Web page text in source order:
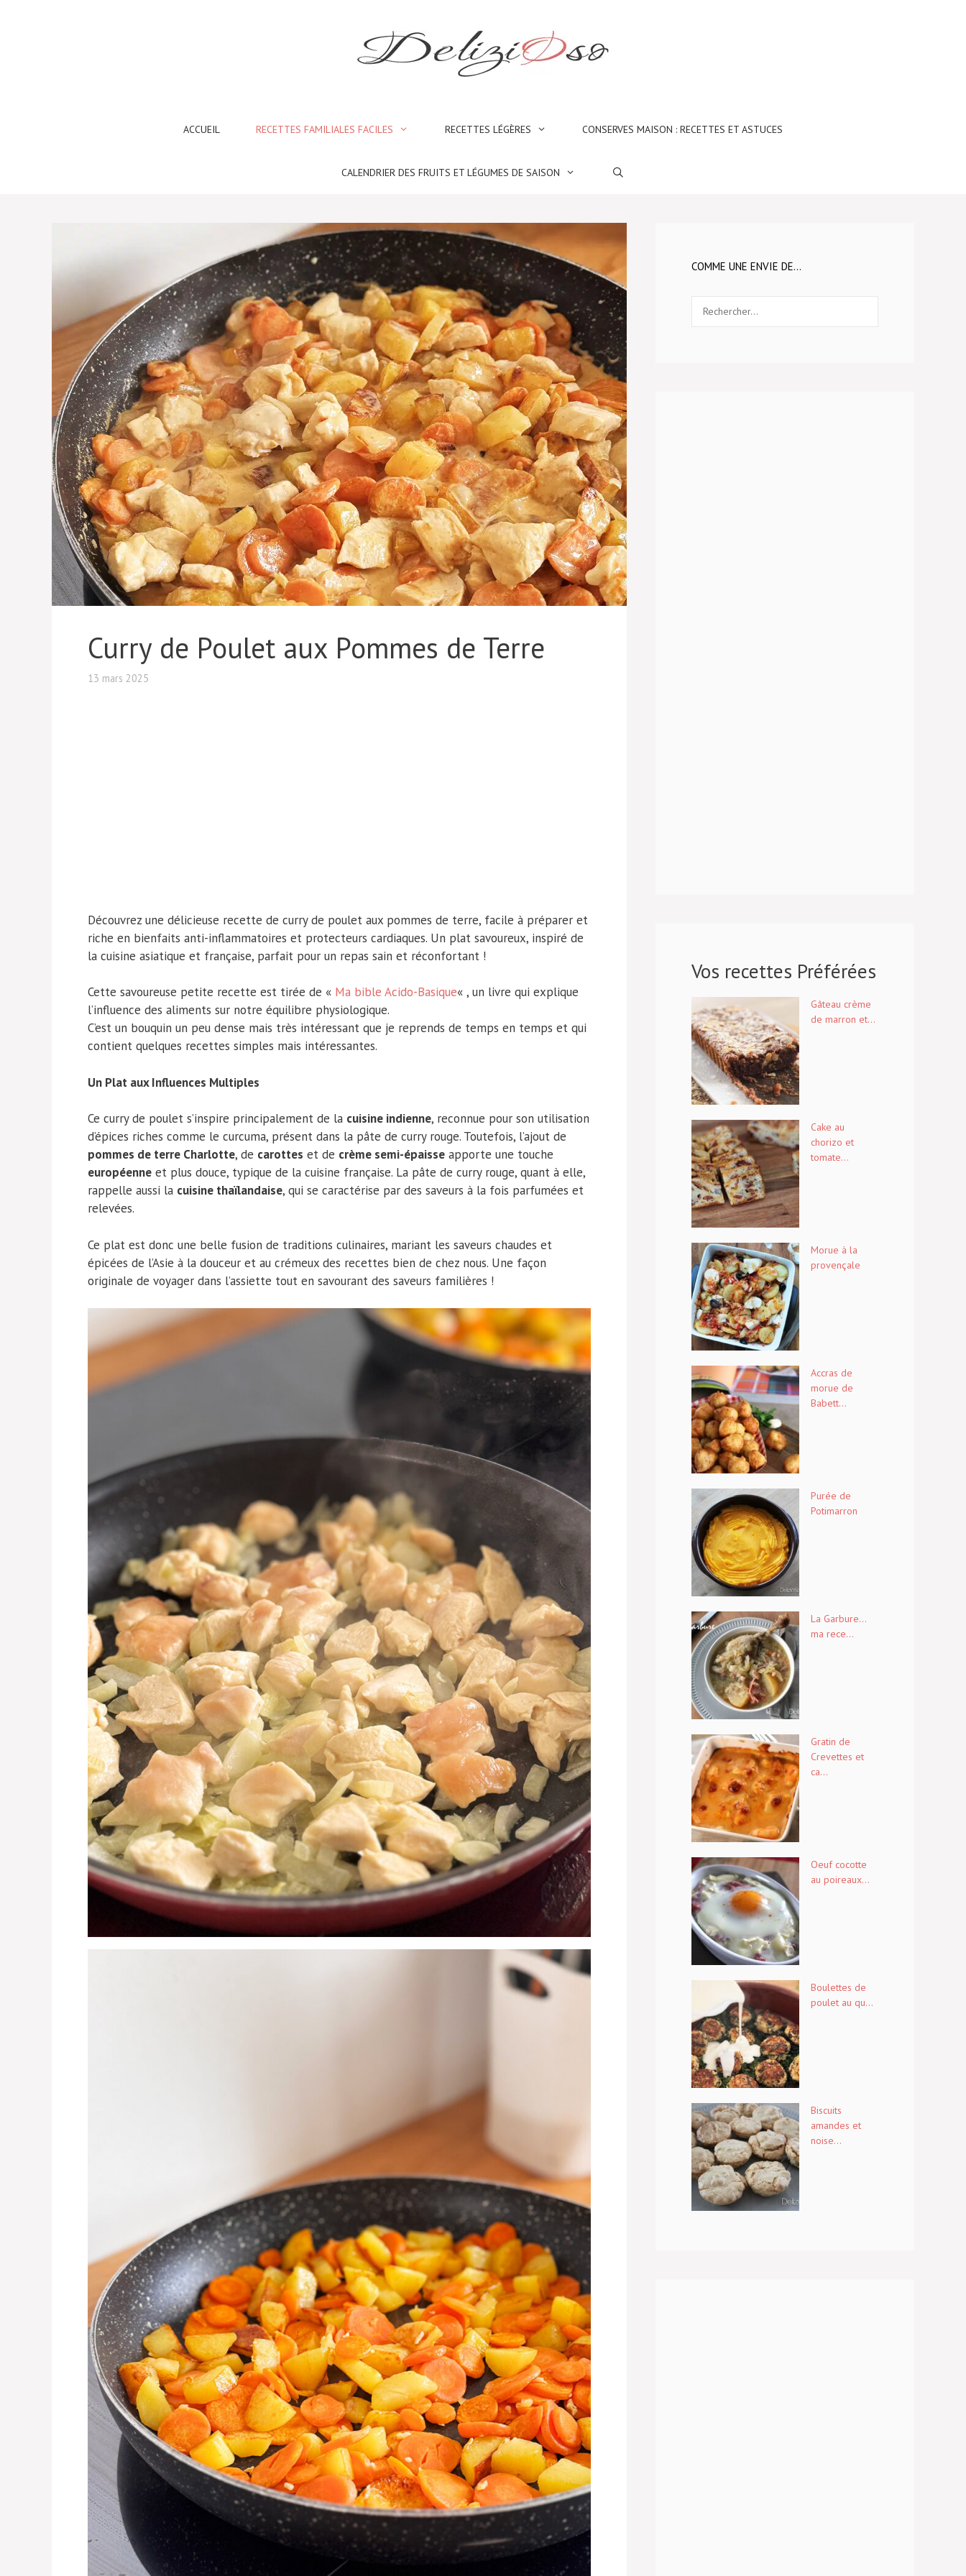
ACCUEIL RECETTES FAMILIALES FACILES RECETTES LÉGÈRES CONSERVES MAISON : RECETTES ET ASTUCES
CALENDRIER DES FRUITS ET LÉGUMES DE SAISON
Curry de Poulet aux Pommes de Terre
13 mars 2025
Découvrez une délicieuse recette de curry de poulet aux pommes de terre, facile à préparer et
riche en bienfaits anti-inflammatoires et protecteurs cardiaques. Un plat savoureux, inspiré de
la cuisine asiatique et française, parfait pour un repas sain et réconfortant !
Cette savoureuse petite recette est tirée de « Ma bible Acido-Basique« , un livre qui explique
l’influence des aliments sur notre équilibre physiologique.
C’est un bouquin un peu dense mais très intéressant que je reprends de temps en temps et qui
contient quelques recettes simples mais intéressantes.
Un Plat aux Influences Multiples
Ce curry de poulet s’inspire principalement de la cuisine indienne, reconnue pour son utilisation
d’épices riches comme le curcuma, présent dans la pâte de curry rouge. Toutefois, l’ajout de
pommes de terre Charlotte, de carottes et de crème semi-épaisse apporte une touche
européenne et plus douce, typique de la cuisine française. La pâte de curry rouge, quant à elle,
rappelle aussi la cuisine thaïlandaise, qui se caractérise par des saveurs à la fois parfumées et
relevées.
Ce plat est donc une belle fusion de traditions culinaires, mariant les saveurs chaudes et
épicées de l’Asie à la douceur et au crémeux des recettes bien de chez nous. Une façon
originale de voyager dans l’assiette tout en savourant des saveurs familières !
COMME UNE ENVIE DE…
Vos recettes Préférées
Gâteau crème
de marron et...
Cake au
chorizo et
tomate...
Morue à la
provençale
Accras de
morue de
Babett...
Purée de
Potimarron
La Garbure…
ma rece...
Gratin de
Crevettes et
ca...
Oeuf cocotte
au poireaux...
Boulettes de
poulet au qu...
Biscuits
amandes et
noise...